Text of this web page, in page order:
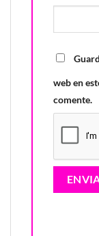
web en
comente.